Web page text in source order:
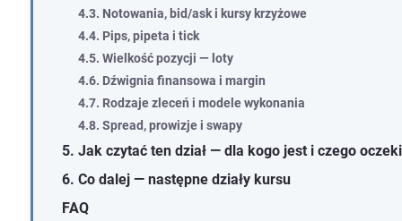
4.3. Notowania, bid/ask i kursy krzyżowe
4.4. Pips, pipeta i tick
4.5. Wielkość pozycji — loty
4.6. Dźwignia finansowa i margin
4.7. Rodzaje zleceń i modele wykonania
4.8. Spread, prowizje i swapy
5. Jak czytać ten dział — dla kogo jest i czego
6. Co dalej — następne działy kursu
FAQ